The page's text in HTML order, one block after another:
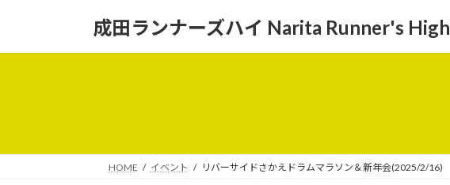
成田ランナーズハイ Narita Runner's High
HOME イベント リバーサイドさかえドラムマラソン＆新年会(2025/2/16)